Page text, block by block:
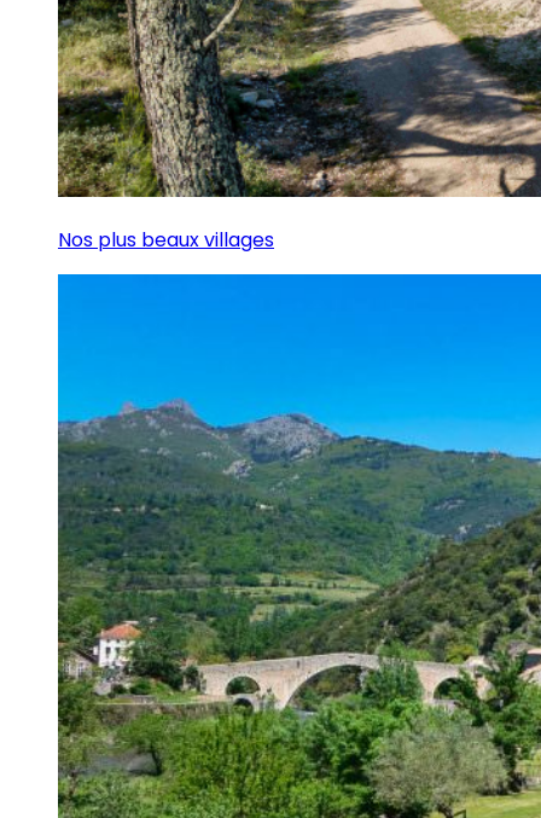
Nos plus beaux villages